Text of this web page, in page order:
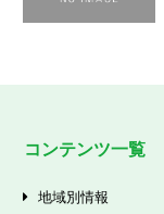
コンテンツ一覧
地域別情報